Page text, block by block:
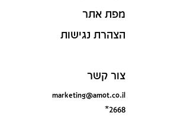
מפת אתר
הצהרת נגישות
צור קשר
marketing@amot.co.il
*2668